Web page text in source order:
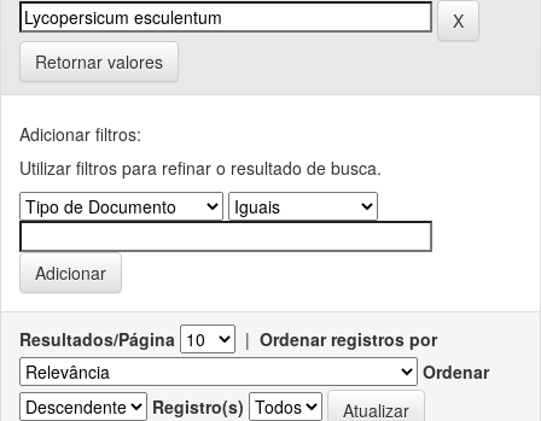
Retornar valores
Adicionar filtros:
Utilizar filtros para refinar o resultado de busca.
Resultados/Página | Ordenar registros por
Ordenar
Registro(s)